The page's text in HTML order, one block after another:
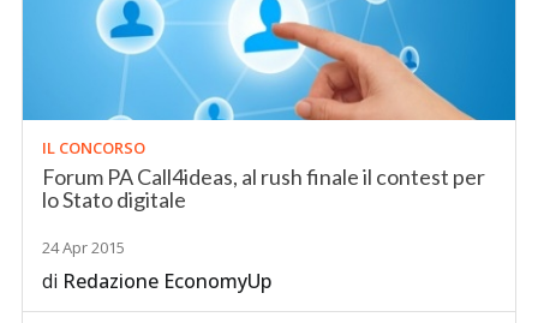
IL CONCORSO
Forum PA Call4ideas, al rush finale il contest per
lo Stato digitale
24 Apr 2015
di Redazione EconomyUp